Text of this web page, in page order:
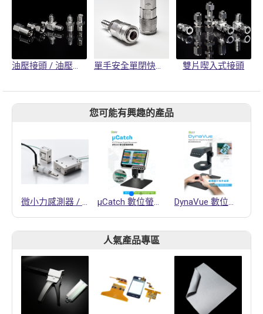
油壓接頭 / 油壓活動接頭 / 軟管夾頭 單手安全單閉快速接頭 雙片喫入式接頭
您可能有興趣的產品
微小力感測器 / 應力感測器 μCatch 數位螢幕顯微鏡 DynaVue 數位螢幕倍率放大鏡
人氣產品專區